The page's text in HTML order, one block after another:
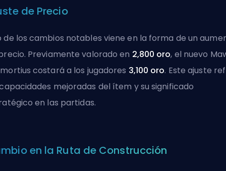
de Precio
de los cambios notables viene en la forma de un
Previamente valorado en 2,800 oro, el nuevo
costará a los jugadores 3,100 oro. Este ajuste
mejoradas del ítem y su significado
en las partidas.
en la Ruta de Construcción